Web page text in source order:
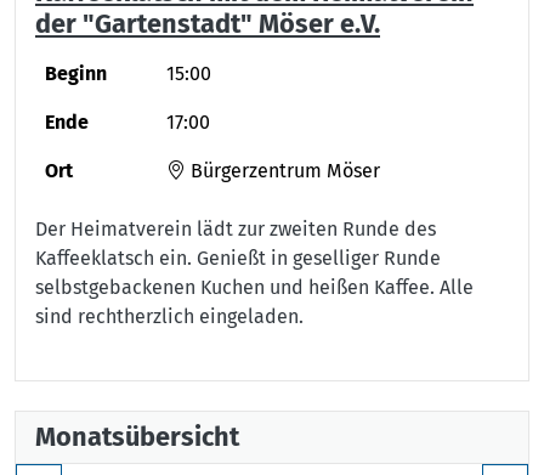
der "Gartenstadt" Möser e.V.
Beginn 15:00
Ende 17:00
Ort Bürgerzentrum Möser
Der Heimatverein lädt zur zweiten Runde des
Kaffeeklatsch ein. Genießt in geselliger Runde
selbstgebackenen Kuchen und heißen Kaffee. Alle
sind rechtherzlich eingeladen.
Monatsübersicht